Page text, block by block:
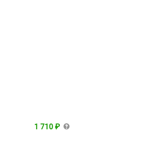
1 710 ₽